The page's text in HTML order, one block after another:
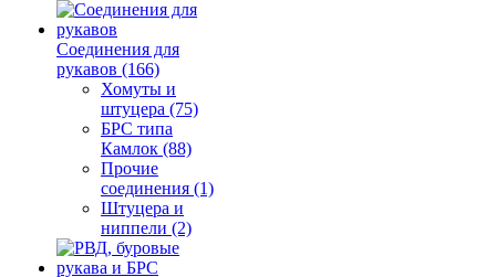
Соединения для
рукавов (166)
Хомуты и
штуцера (75)
БРС типа
Камлок (88)
Прочие
соединения (1)
Штуцера и
ниппели (2)